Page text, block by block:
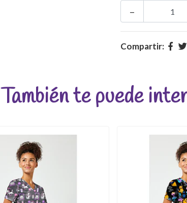
-
Compartir:
También te puede